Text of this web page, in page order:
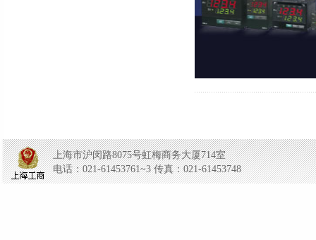
上海市沪闵路8075号虹梅商务大厦714室
电话：021-61453761~3 传真：021-61453748